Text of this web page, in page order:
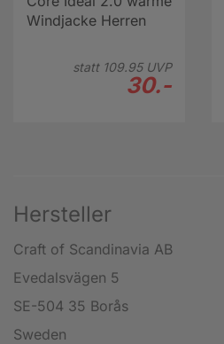
Windjacke Herren
statt 109.95UVP
30.-
Hersteller
Craft of Scandinavia AB
Evedalsvägen 5
SE-504 35 Borås
Sweden